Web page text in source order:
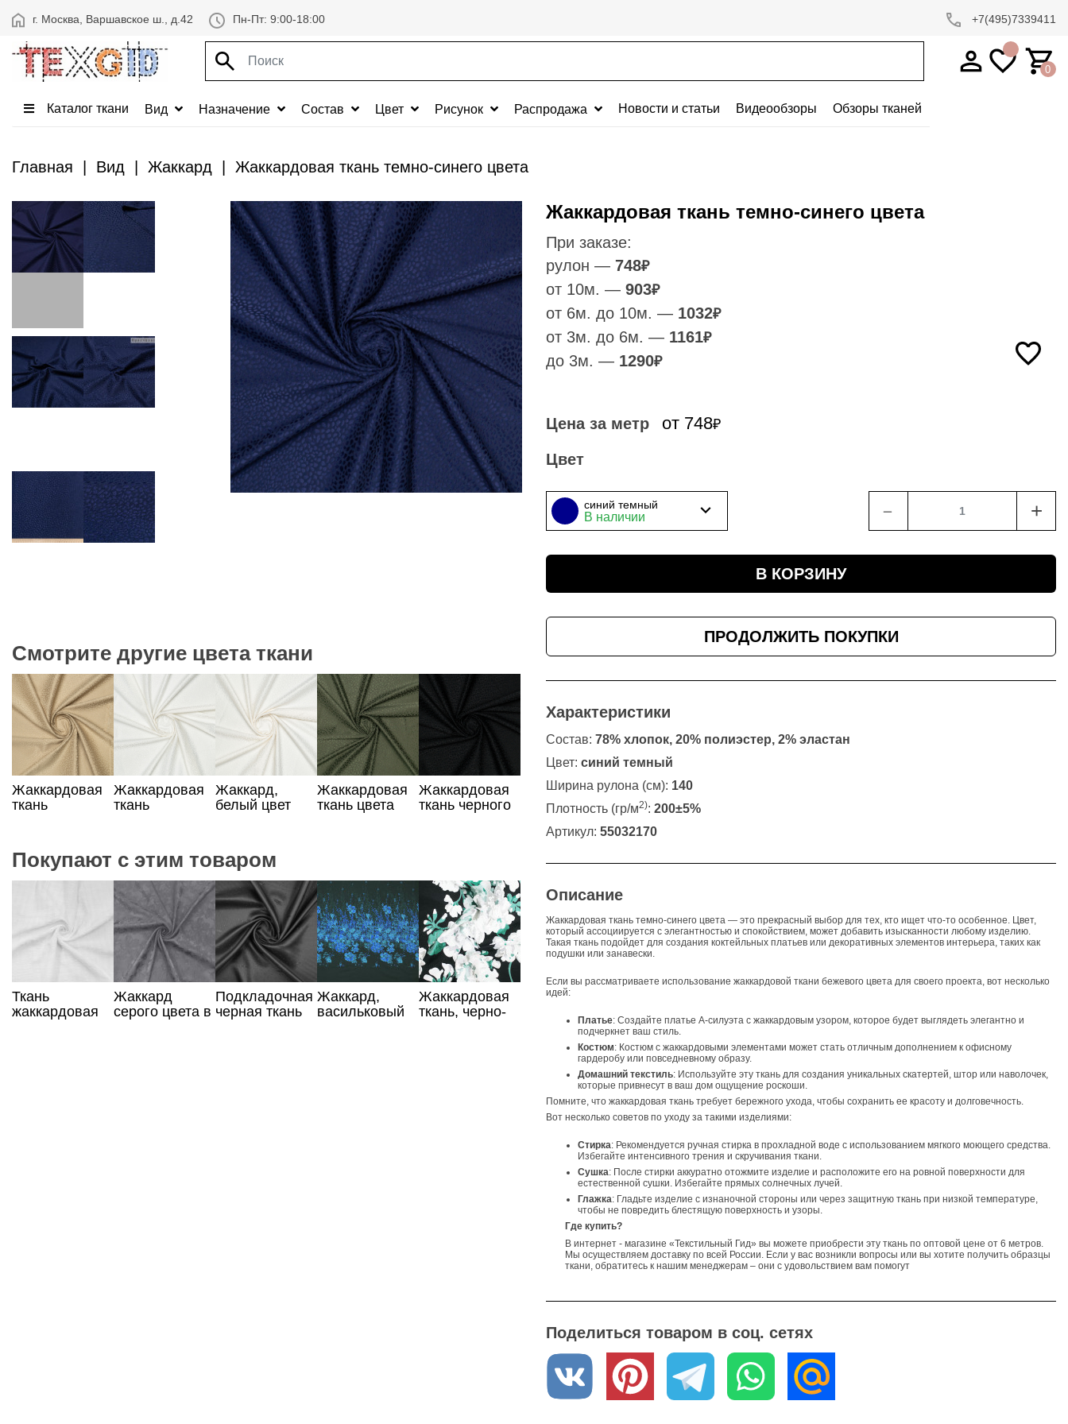
г. Москва, Варшавское ш., д.42 Пн-Пт: 9:00-18:00 +7(495)7339411
0
Каталог ткани Вид Назначение Состав Цвет Рисунок Распродажа Новости и статьи Видеообзоры Обзоры тканей
Главная Вид Жаккард Жаккардовая ткань темно-синего цвета
Жаккардовая ткань темно-синего цвета
При заказе:
рулон — 748₽
от 10м. — 903₽
от 6м. до 10м. — 1032₽
от 3м. до 6м. — 1161₽
до 3м. — 1290₽
Цена за метр от 748₽
Цвет
синий темный
В наличии ﹣ +
В КОРЗИНУ
ПРОДОЛЖИТЬ ПОКУПКИ
Характеристики
Состав: 78% хлопок, 20% полиэстер, 2% эластан
Цвет: синий темный
Ширина рулона (см): 140
Плотность (гр/м2): 200±5%
Артикул: 55032170
Описание
Жаккардовая ткань темно-синего цвета — это прекрасный выбор для тех, кто ищет что-то особенное. Цвет,
который ассоциируется с элегантностью и спокойствием, может добавить изысканности любому изделию.
Такая ткань подойдет для создания коктейльных платьев или декоративных элементов интерьера, таких как
подушки или занавески.
Если вы рассматриваете использование жаккардовой ткани бежевого цвета для своего проекта, вот несколько
идей:
Платье: Создайте платье А-силуэта с жаккардовым узором, которое будет выглядеть элегантно и
подчеркнет ваш стиль.
Костюм: Костюм с жаккардовыми элементами может стать отличным дополнением к офисному
гардеробу или повседневному образу.
Домашний текстиль: Используйте эту ткань для создания уникальных скатертей, штор или наволочек,
которые привнесут в ваш дом ощущение роскоши.
Помните, что жаккардовая ткань требует бережного ухода, чтобы сохранить ее красоту и долговечность.
Вот несколько советов по уходу за такими изделиями:
Стирка: Рекомендуется ручная стирка в прохладной воде с использованием мягкого моющего средства.
Избегайте интенсивного трения и скручивания ткани.
Сушка: После стирки аккуратно отожмите изделие и расположите его на ровной поверхности для
естественной сушки. Избегайте прямых солнечных лучей.
Глажка: Гладьте изделие с изнаночной стороны или через защитную ткань при низкой температуре,
чтобы не повредить блестящую поверхность и узоры.
Где купить?
В интернет - магазине «Текстильный Гид» вы можете приобрести эту ткань по оптовой цене от 6 метров.
Мы осуществляем доставку по всей России. Если у вас возникли вопросы или вы хотите получить образцы
ткани, обратитесь к нашим менеджерам – они с удовольствием вам помогут
Поделиться товаром в соц. сетях
Смотрите другие цвета ткани
Жаккардовая
ткань
Жаккардовая
ткань
Жаккард,
белый цвет
Жаккардовая
ткань цвета
Жаккардовая
ткань черного
Покупают с этим товаром
Ткань
жаккардовая
Жаккард
серого цвета в
Подкладочная
черная ткань
Жаккард,
васильковый
Жаккардовая
ткань, черно-